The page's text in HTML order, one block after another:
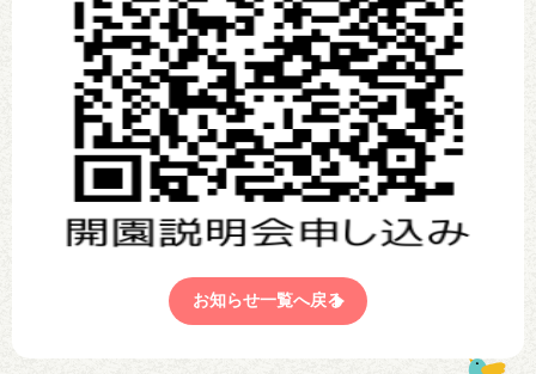
お知らせ一覧へ戻る